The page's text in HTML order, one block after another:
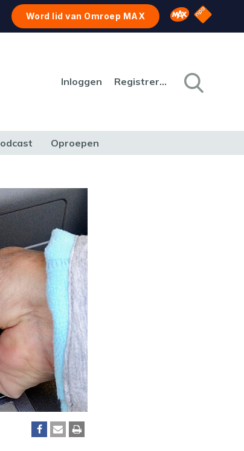
Word lid van Omroep MAX Omroep MAX
NPO
Inloggen Registreren
Oproepen